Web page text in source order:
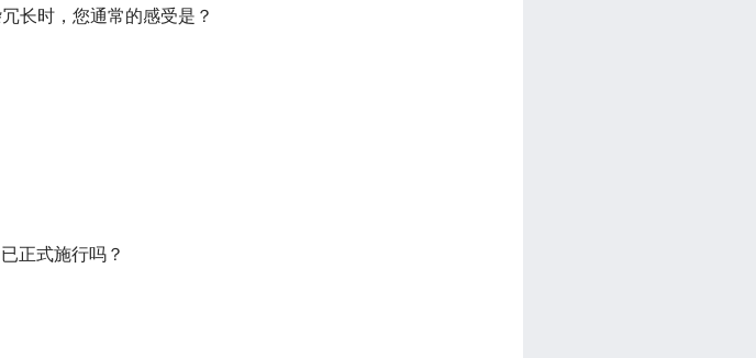
长时，您通常的感受是？
正式施行吗？